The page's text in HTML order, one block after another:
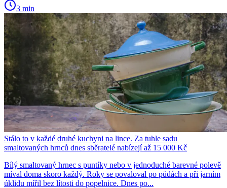
3 min
Stálo to v každé druhé kuchyni na lince. Za tuhle sadu
smaltovaných hrnců dnes sběratelé nabízejí až 15 000 Kč
Bílý smaltovaný hrnec s puntíky nebo v jednoduché barevné polevě
míval doma skoro každý. Roky se povaloval po půdách a při jarním
úklidu mířil bez lítosti do popelnice. Dnes po...